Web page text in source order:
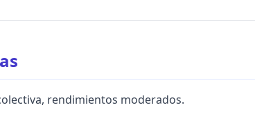
rendimientos moderados.